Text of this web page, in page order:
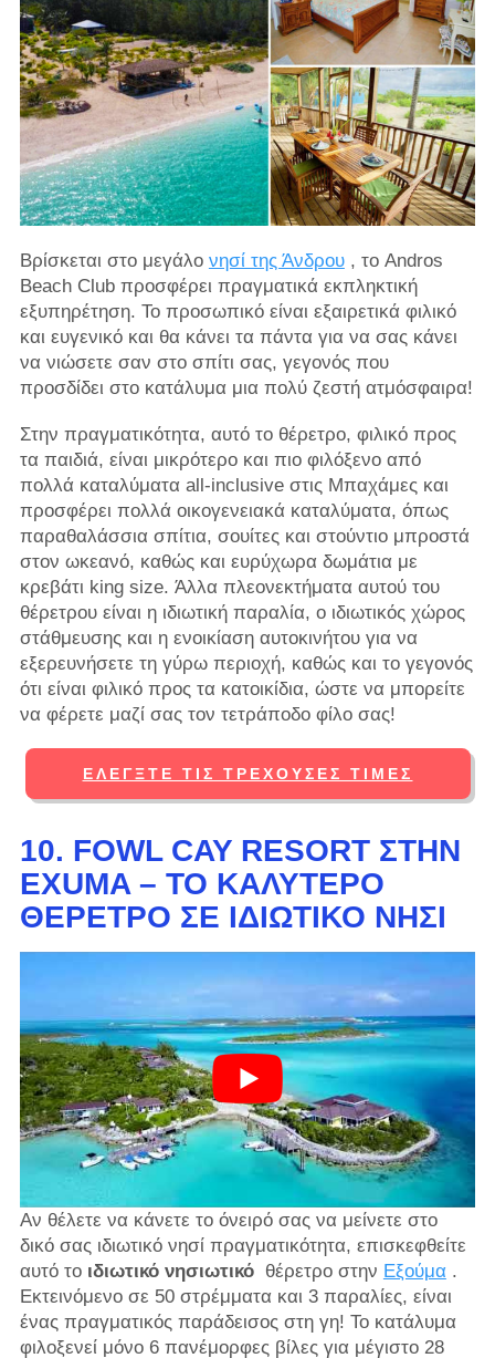
Βρίσκεται στο μεγάλο νησί της Άνδρου, το Andros
Beach Club προσφέρει πραγματικά εκπληκτική
εξυπηρέτηση. Το προσωπικό είναι εξαιρετικά φιλικό
και ευγενικό και θα κάνει τα πάντα για να σας κάνει
να νιώσετε σαν στο σπίτι σας, γεγονός που
προσδίδει στο κατάλυμα μια πολύ ζεστή ατμόσφαιρα!
Στην πραγματικότητα, αυτό το θέρετρο, φιλικό προς
τα παιδιά, είναι μικρότερο και πιο φιλόξενο από
πολλά καταλύματα all-inclusive στις Μπαχάμες και
προσφέρει πολλά οικογενειακά καταλύματα, όπως
παραθαλάσσια σπίτια, σουίτες και στούντιο μπροστά
στον ωκεανό, καθώς και ευρύχωρα δωμάτια με
κρεβάτι king size. Άλλα πλεονεκτήματα αυτού του
θέρετρου είναι η ιδιωτική παραλία, ο ιδιωτικός χώρος
στάθμευσης και η ενοικίαση αυτοκινήτου για να
εξερευνήσετε τη γύρω περιοχή, καθώς και το γεγονός
ότι είναι φιλικό προς τα κατοικίδια, ώστε να μπορείτε
να φέρετε μαζί σας τον τετράποδο φίλο σας!
ΕΛΈΓΞΤΕ ΤΙΣ ΤΡΈΧΟΥΣΕΣ ΤΙΜΈΣ
10. FOWL CAY RESORT ΣΤΗΝ
EXUMA – ΤΟ ΚΑΛΎΤΕΡΟ
ΘΈΡΕΤΡΟ ΣΕ ΙΔΙΩΤΙΚΌ ΝΗΣΊ
Αν θέλετε να κάνετε το όνειρό σας να μείνετε στο
δικό σας ιδιωτικό νησί πραγματικότητα, επισκεφθείτε
αυτό το ιδιωτικό νησιωτικόθέρετρο στην Εξούμα.
Εκτεινόμενο σε 50 στρέμματα και 3 παραλίες, είναι
ένας πραγματικός παράδεισος στη γη! Το κατάλυμα
φιλοξενεί μόνο 6 πανέμορφες βίλες για μέγιστο 28